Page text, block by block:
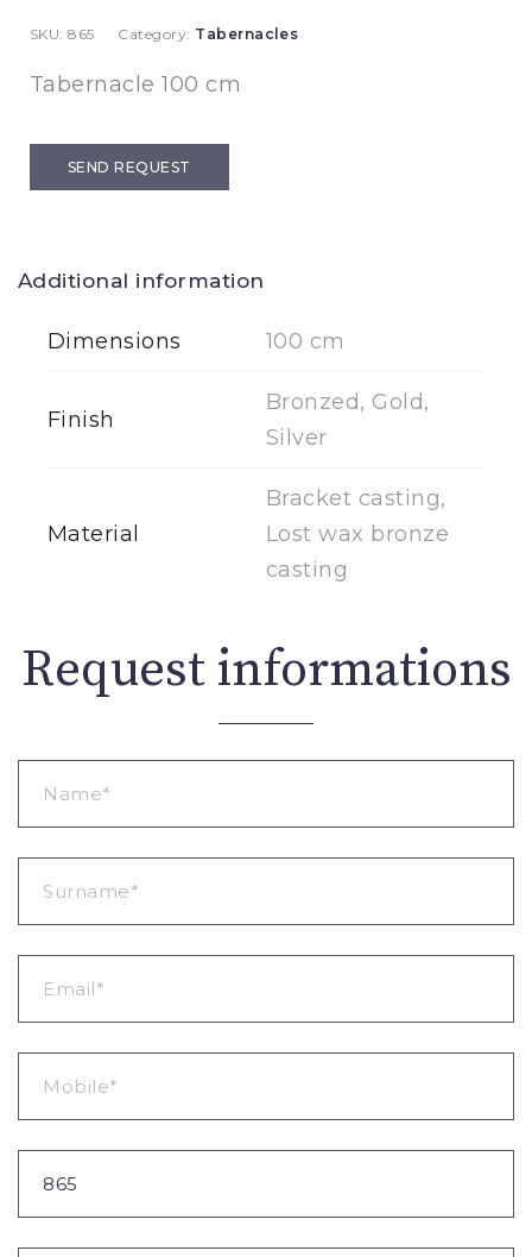
SKU:865 Category: Tabernacles
Tabernacle 100 cm
SEND REQUEST
Additional information
Dimensions 100 cm
Finish
Bronzed, Gold,
Silver
Material
Bracket casting,
Lost wax bronze
casting
Request informations